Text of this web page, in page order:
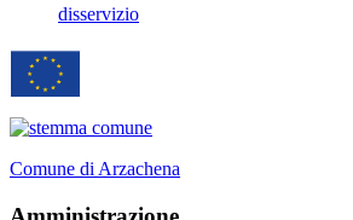
disservizio
Comune di Arzachena